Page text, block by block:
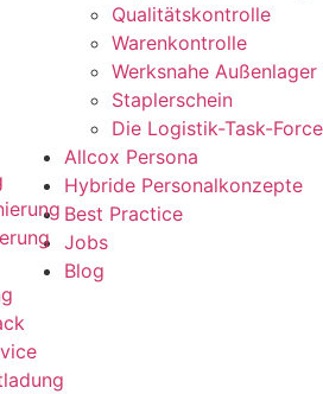
Qualitätskontrolle
Warenkontrolle
Werksnahe Außenlager
Staplerschein
Die Logistik-Task-Force
Allcox Persona
Hybride Personalkonzepte
Best Practice
Jobs
Blog